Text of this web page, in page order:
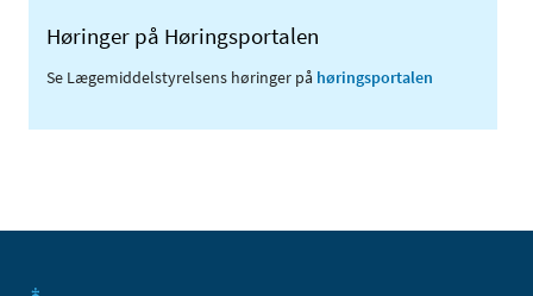
Høringer på Høringsportalen
Se Lægemiddelstyrelsens høringer på høringsportalen